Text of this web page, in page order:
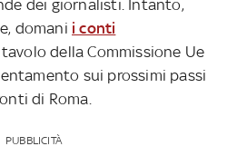
dei giornalisti. Intanto,
domani i conti
della Commissione Ue
sui prossimi passi
di Roma.
PUBBLICITÀ